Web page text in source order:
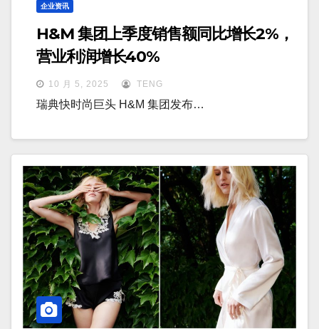
企业资讯
H&M 集团上季度销售额同比增长2%，
营业利润增长40%
10 月 5, 2025 TENG
瑞典快时尚巨头 H&M 集团发布…